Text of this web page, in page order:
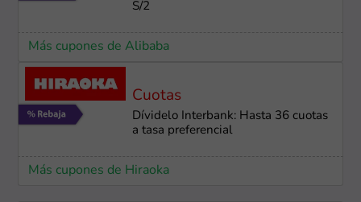
S/2
Más cupones de Alibaba
Cuotas
Dívidelo Interbank: Hasta 36 cuotas
a tasa preferencial
Más cupones de Hiraoka